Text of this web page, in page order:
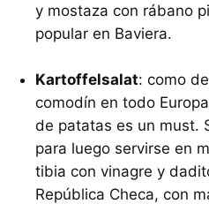
y mostaza con rábano
popular en Baviera.
Kartoffelsalat: como
comodín en todo
de patatas es un must.
para luego servirse en
tibia con vinagre y
República Checa, con